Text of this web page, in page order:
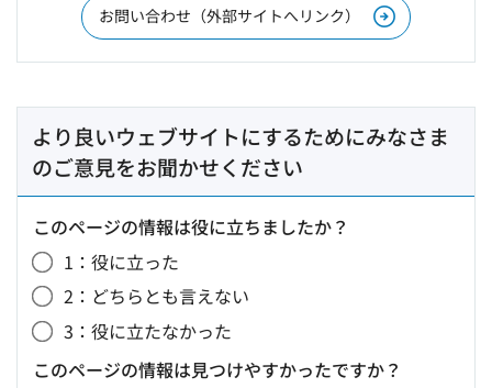
お問い合わせ（外部サイトへリンク）
より良いウェブサイトにするためにみなさま
のご意見をお聞かせください
このページの情報は役に立ちましたか？
1：役に立った
2：どちらとも言えない
3：役に立たなかった
このページの情報は見つけやすかったですか？